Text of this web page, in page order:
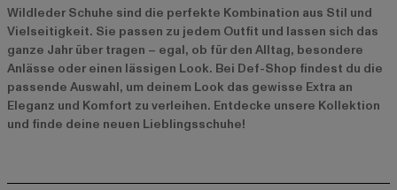
Wildleder Schuhe sind die perfekte Kombination aus Stil und
Vielseitigkeit. Sie passen zu jedem Outfit und lassen sich das
ganze Jahr über tragen – egal, ob für den Alltag, besondere
Anlässe oder einen lässigen Look. Bei Def-Shop findest du die
passende Auswahl, um deinem Look das gewisse Extra an
Eleganz und Komfort zu verleihen. Entdecke unsere Kollektion
und finde deine neuen Lieblingsschuhe!